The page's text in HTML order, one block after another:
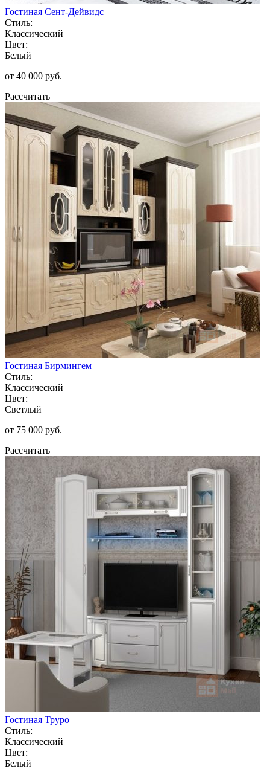
Гостиная Сент-Дейвидс
Стиль:
Классический
Цвет:
Белый
от 40 000 руб.
Рассчитать
Гостиная Бирмингем
Стиль:
Классический
Цвет:
Светлый
от 75 000 руб.
Рассчитать
Гостиная Труро
Стиль:
Классический
Цвет:
Белый